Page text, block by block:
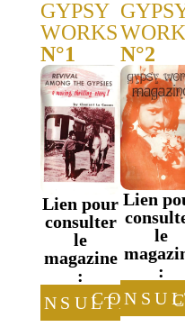
GYPSY
WORKS
N°1
Lien pour
consulter
le
magazine
:
CONSULTER
N°2
Lien
le
: